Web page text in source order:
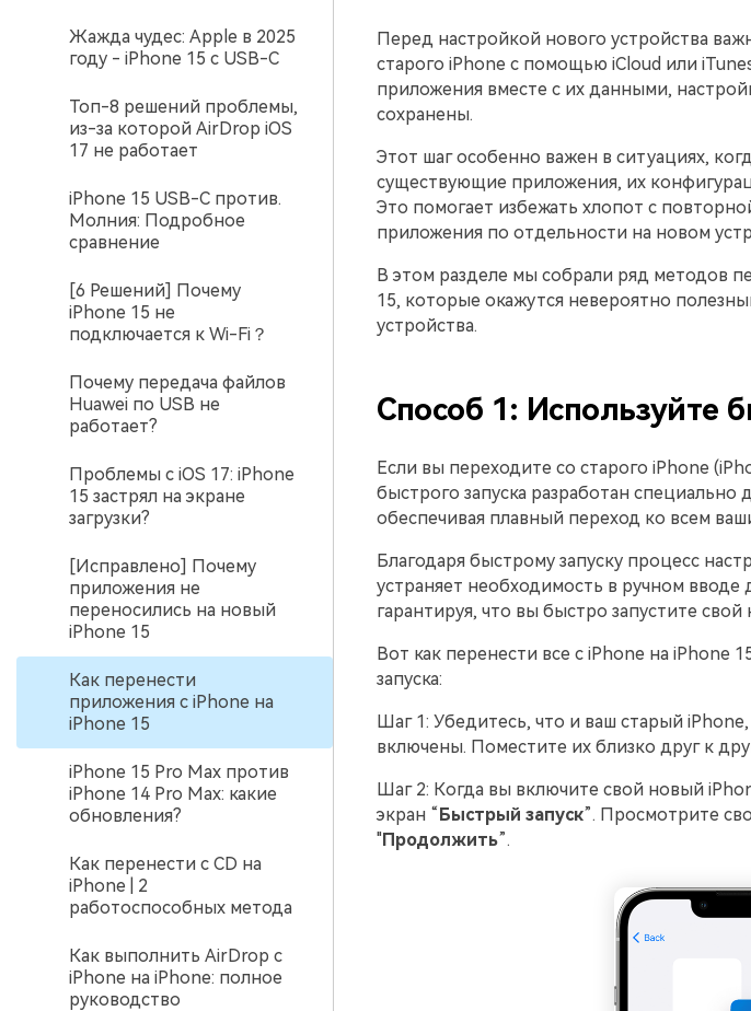
Жажда чудес: Apple в 2025
году - iPhone 15 с USB-C
Топ-8 решений проблемы,
из-за которой AirDrop iOS
17 не работает
iPhone 15 USB-C против.
Молния: Подробное
сравнение
[6 Решений] Почему
iPhone 15 не
подключается к Wi-Fi？
Почему передача файлов
Huawei по USB не
работает?
Проблемы с iOS 17: iPhone
15 застрял на экране
загрузки?
[Исправлено] Почему
приложения не
переносились на новый
iPhone 15
Как перенести
приложения с iPhone на
iPhone 15
iPhone 15 Pro Max против
iPhone 14 Pro Max: какие
обновления?
Как перенести c CD на
iPhone | 2
работоспособных метода
Как выполнить AirDrop с
iPhone на iPhone: полное
руководство
Перед настройкой нового устройства
старого iPhone с помощью iCloud или
приложения вместе с их данными,
сохранены.
Этот шаг особенно важен в ситуациях,
существующие приложения, их
Это помогает избежать хлопот с
приложения по отдельности на новом
В этом разделе мы собрали ряд методов
15, которые окажутся невероятно
устройства.
Способ 1: Используйте
Если вы переходите со старого iPhone
быстрого запуска разработан специально
обеспечивая плавный переход ко всем
Благодаря быстрому запуску процесс
устраняет необходимость в ручном
гарантируя, что вы быстро запустите
Вот как перенести все с iPhone на iPhone
запуска:
Шаг 1: Убедитесь, что и ваш старый
включены. Поместите их близко друг к
Шаг 2: Когда вы включите свой новый
экран “Быстрый запуск”. Просмотрите
"Продолжить”.